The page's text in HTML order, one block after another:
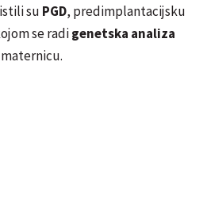
su PGD, predimplantacijsku
se radigenetska analiza